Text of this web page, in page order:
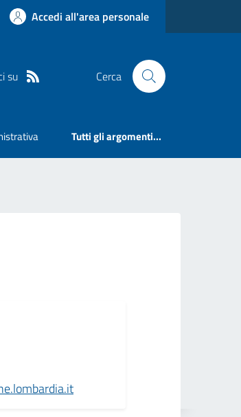
Accedi all'area personale
su Cerca
Tutti gli argomenti...